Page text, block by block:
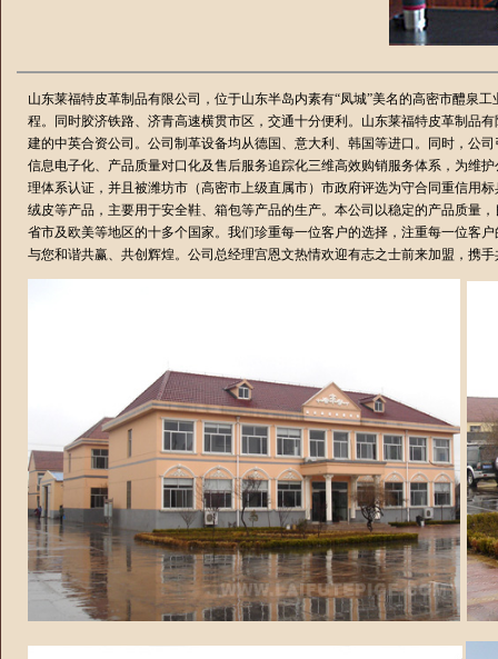
山东莱福特皮革制品有限公司，位于山东半岛内素有“凤城”美名的高密市醴泉
程。同时胶济铁路、济青高速横贯市区，交通十分便利。山东莱福特皮革制品
建的中英合资公司。公司制革设备均从德国、意大利、韩国等进口。同时，公
信息电子化、产品质量对口化及售后服务追踪化三维高效购销服务体系，为维
理体系认证，并且被潍坊市（高密市上级直属市）市政府评选为守合同重信用
绒皮等产品，主要用于安全鞋、箱包等产品的生产。本公司以稳定的产品质量
省市及欧美等地区的十多个国家。我们珍重每一位客户的选择，注重每一位客
与您和谐共赢、共创辉煌。公司总经理宫恩文热情欢迎有志之士前来加盟，携手